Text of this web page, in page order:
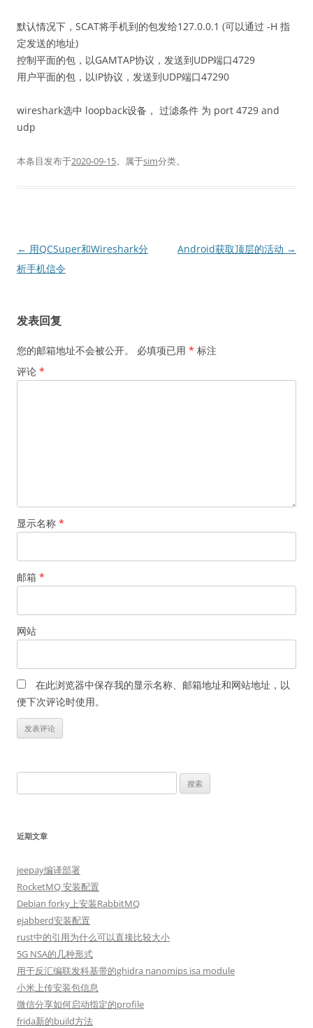
默认情况下，SCAT将手机到的包发给127.0.0.1 (可以通过 -H 指
定发送的地址)
控制平面的包，以GAMTAP协议，发送到UDP端口4729
用户平面的包，以IP协议，发送到UDP端口47290
wireshark选中 loopback设备， 过滤条件 为 port 4729 and
udp
本条目发布于2020-09-15。属于sim分类。
文
章
← 用QCSuper和Wireshark分
析手机信令
Android获取顶层的活动 →
发表回复
您的邮箱地址不会被公开。 必填项已用 * 标注
评论 *
显示名称 *
邮箱 *
网站
在此浏览器中保存我的显示名称、邮箱地址和网站地址，以
便下次评论时使用。
索：
近期文章
jeepay编译部署
RocketMQ 安装配置
Debian forky上安装RabbitMQ
ejabberd安装配置
rust中的引用为什么可以直接比较大小
5G NSA的几种形式
用于反汇编联发科基带的ghidra nanomips isa module
小米上传安装包信息
微信分享如何启动指定的profile
frida新的build方法